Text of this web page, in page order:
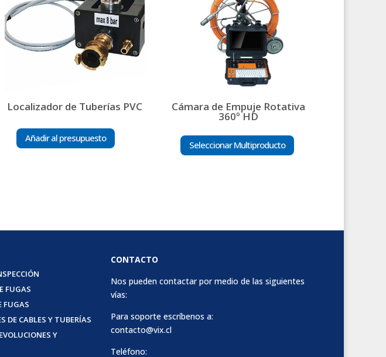
Localizador de Tuberías PVC
Añadir al presupuesto
Cámara de Empuje Rotativa
360º HD
Seleccionar Multiproducto
FUGAS
FUGAS
DE CABLES Y TUBERÍAS
Y
CONTACTO
Nos pueden contactar por medio de las siguientes
vías:
Para soporte escríbenos a:
contacto@vix.cl
Teléfono: